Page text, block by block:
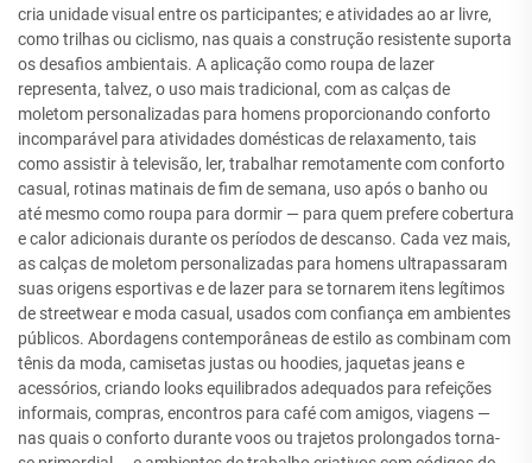
cria unidade visual entre os participantes; e atividades ao ar livre,
como trilhas ou ciclismo, nas quais a construção resistente suporta
os desafios ambientais. A aplicação como roupa de lazer
representa, talvez, o uso mais tradicional, com as calças de
moletom personalizadas para homens proporcionando conforto
incomparável para atividades domésticas de relaxamento, tais
como assistir à televisão, ler, trabalhar remotamente com conforto
casual, rotinas matinais de fim de semana, uso após o banho ou
até mesmo como roupa para dormir — para quem prefere cobertura
e calor adicionais durante os períodos de descanso. Cada vez mais,
as calças de moletom personalizadas para homens ultrapassaram
suas origens esportivas e de lazer para se tornarem itens legítimos
de streetwear e moda casual, usados com confiança em ambientes
públicos. Abordagens contemporâneas de estilo as combinam com
tênis da moda, camisetas justas ou hoodies, jaquetas jeans e
acessórios, criando looks equilibrados adequados para refeições
informais, compras, encontros para café com amigos, viagens —
nas quais o conforto durante voos ou trajetos prolongados torna-